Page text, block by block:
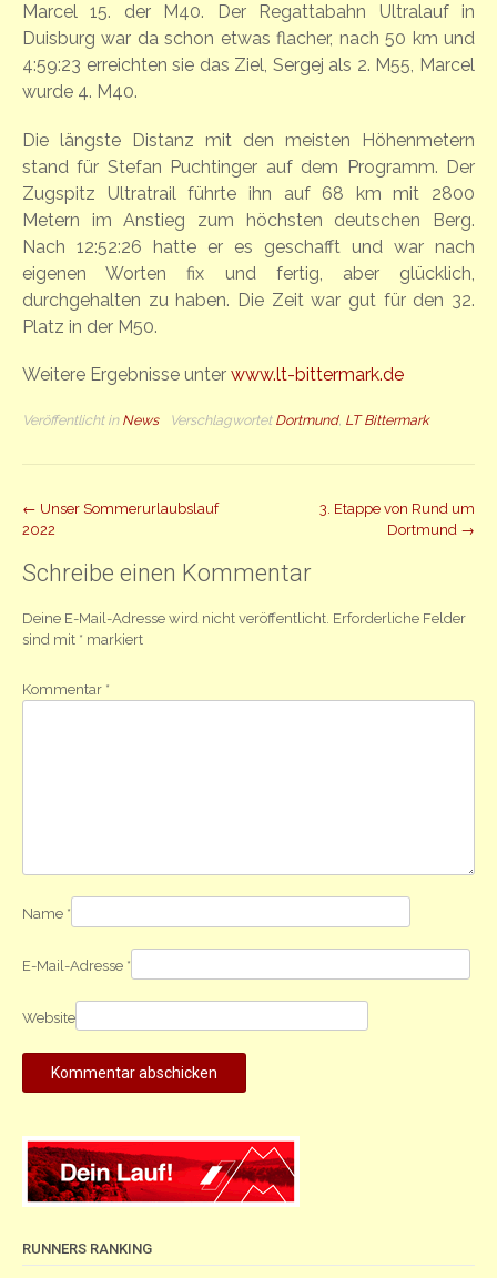
Marcel 15. der M40. Der Regattabahn Ultralauf in
Duisburg war da schon etwas flacher, nach 50 km und
4:59:23 erreichten sie das Ziel, Sergej als 2. M55, Marcel
wurde 4. M40.
Die längste Distanz mit den meisten Höhenmetern
stand für Stefan Puchtinger auf dem Programm. Der
Zugspitz Ultratrail führte ihn auf 68 km mit 2800
Metern im Anstieg zum höchsten deutschen Berg.
Nach 12:52:26 hatte er es geschafft und war nach
eigenen Worten fix und fertig, aber glücklich,
durchgehalten zu haben. Die Zeit war gut für den 32.
Platz in der M50.
Weitere Ergebnisse unter www.lt-bittermark.de
Veröffentlicht in News Verschlagwortet Dortmund, LT Bittermark
Beitrag
← Unser Sommerurlaubslauf
2022
3. Etappe von Rund um
Dortmund →
Schreibe einen Kommentar
Deine E-Mail-Adresse wird nicht veröffentlicht. Erforderliche Felder
sind mit * markiert
Kommentar *
Name *
E-Mail-Adresse *
Website
RUNNERS RANKING